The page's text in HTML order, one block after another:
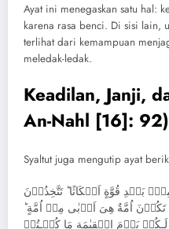
Ayat ini menegaskan satu hal:
karena rasa benci. Di sisi lain,
terlihat dari kemampuan
meledak-ledak.
Keadilan, Janji,
An-Nahl [16]: 92)
Syaltut juga mengutip ayat
بَعۡدِ قُوَّةٍ اَنۡكَاثًا ؕ تَتَّخِذُوۡنَ
اُمَّةٌ هِىَ اَرۡبٰى مِنۡ اُمَّةٍ‌
لَـكُمۡ يَوۡمَ الۡقِيٰمَةِ مَا كُنۡـتُمۡ